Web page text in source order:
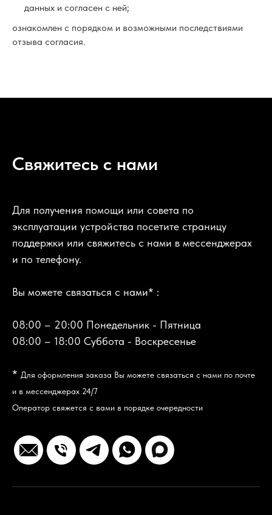
данных и согласен с ней;
ознакомлен с порядком и возможными последствиями
отзыва согласия.
Свяжитесь с нами
Для получения помощи или совета по
эксплуатации устройства посетите страницу
поддержки или свяжитесь с нами в мессенджерах
и по телефону.
Вы можете связаться с нами* :
08:00 – 20:00 Понедельник - Пятница
08:00 – 18:00 Суббота - Воскресенье
* Для оформления заказа Вы можете связаться с нами по почте
и в мессенджерах 24/7
Оператор свяжется с вами в порядке очередности